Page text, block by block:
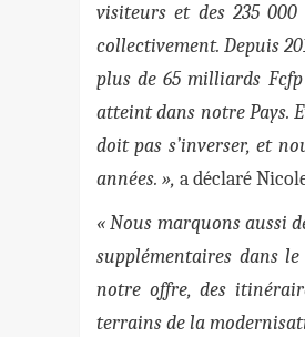
visiteurs et des 235
collectivement. Depuis
plus de 65 milliards
atteint dans notre Pays.
doit pas s’inverser, et
années. », a déclaré
« Nous marquons aussi
supplémentaires dans
notre offre, des
terrains de la